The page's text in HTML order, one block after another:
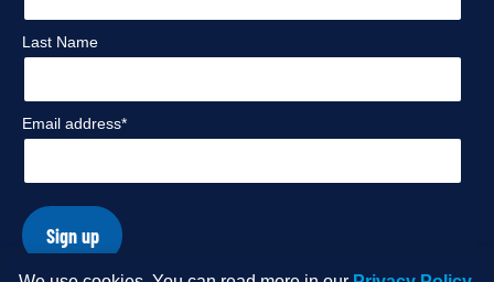
Last Name
Email address*
Sign up